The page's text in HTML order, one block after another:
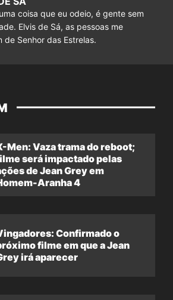
coisa que eu odeio, é gente sem
Elvis de Sá, as pessoas me
de Senhor das Estrelas.
Men: Vaza trama do reboot;
será impactado pelas
de Jean Grey em
Aranha 4
Confirmado o
filme em que a Jean
irá aparecer